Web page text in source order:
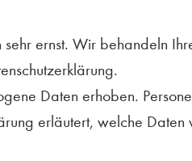
ernst. Wir behandeln
Daten erhoben.
erläutert, welche